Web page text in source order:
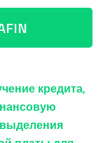
кредита,